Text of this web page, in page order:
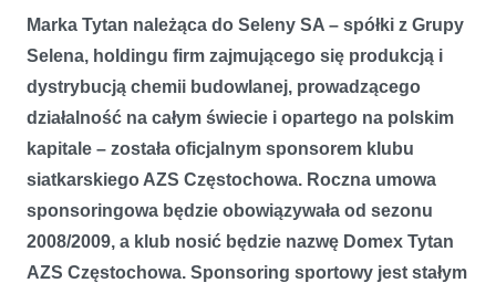
Marka Tytan należąca do Seleny SA – spółki z Grupy
Selena, holdingu firm zajmującego się produkcją i
dystrybucją chemii budowlanej, prowadzącego
działalność na całym świecie i opartego na polskim
kapitale – została oficjalnym sponsorem klubu
siatkarskiego AZS Częstochowa. Roczna umowa
sponsoringowa będzie obowiązywała od sezonu
2008/2009, a klub nosić będzie nazwę Domex Tytan
AZS Częstochowa. Sponsoring sportowy jest stałym